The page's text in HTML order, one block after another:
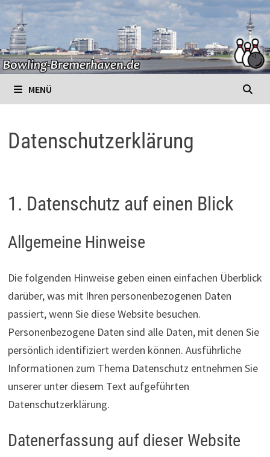
Zurück
zum
Inhalt
MENÜ
Datenschutzerklärung
1. Datenschutz auf einen Blick
Allgemeine Hinweise
Die folgenden Hinweise geben einen einfachen Überblick
darüber, was mit Ihren personenbezogenen Daten
passiert, wenn Sie diese Website besuchen.
Personenbezogene Daten sind alle Daten, mit denen Sie
persönlich identifiziert werden können. Ausführliche
Informationen zum Thema Datenschutz entnehmen Sie
unserer unter diesem Text aufgeführten
Datenschutzerklärung.
Datenerfassung auf dieser Website